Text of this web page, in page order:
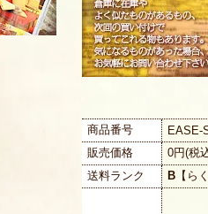
商品番号
EASE-
販売価格
0円(税
送料ランク
B 【ら